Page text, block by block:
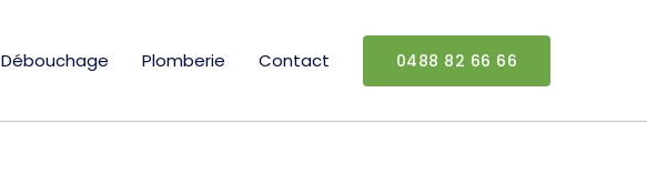
Débouchage Plomberie Contact 0488 82 66 66